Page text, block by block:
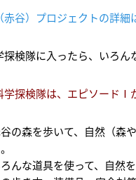
赤谷）プロジェクトの詳細
探検隊に入ったら、いろん
探検隊は、エピソードⅠ
の森を歩いて、自然（森
んな道具を使って、自然を